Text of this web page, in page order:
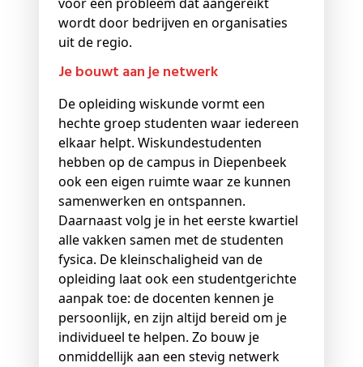
wordt door bedrijven en organisaties
uit de regio.
Je bouwt aan je netwerk
De opleiding wiskunde vormt een
hechte groep studenten waar iedereen
elkaar helpt. Wiskundestudenten
hebben op de campus in Diepenbeek
ook een eigen ruimte waar ze kunnen
samenwerken en ontspannen.
Daarnaast volg je in het eerste kwartiel
alle vakken samen met de studenten
fysica. De kleinschaligheid van de
opleiding laat ook een studentgerichte
aanpak toe: de docenten kennen je
persoonlijk, en zijn altijd bereid om je
individueel te helpen. Zo bouw je
onmiddellijk aan een stevig netwerk